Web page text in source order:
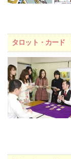
タロット・カード